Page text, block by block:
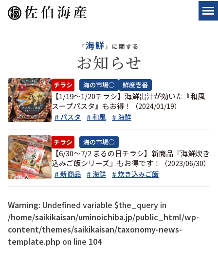
「海鮮 」に関する
お知らせ
チラシ 海の市場○ 鮮度壱番
【1/19〜1/20チラシ】海鮮出汁が効いた『和風
スープパスタ』もお得！
（2024/01/19）
# パスタ
# 和風 # 海鮮
チラシ 海の市場○
【6/30〜7/2 まるの日チラシ】新商品『海鮮炊き
込みご飯シリーズ』もお得です！
（2023/06/30）
# 新商品
# 海鮮 # 炊き込みご飯
Warning: Undefined variable $the_query in
/home/saikikaisan/uminoichiba.jp/public_html/wp-
content/themes/saikikaisan/taxonomy-news-
template.php on line 104